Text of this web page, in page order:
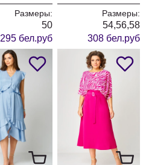
Размеры:
50
295 бел.руб
Размеры:
54,56,58
308 бел.руб